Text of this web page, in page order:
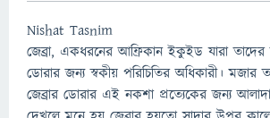
Nishat Tasnim
জেব্রা, একধরনের আফ্রিকান ইকুইড যারা তাদের
ডোরার জন্য স্বকীয় পরিচিতির অধিকারী।
জেব্রার ডোরার এই নকশা প্রত্যেকের জন্য